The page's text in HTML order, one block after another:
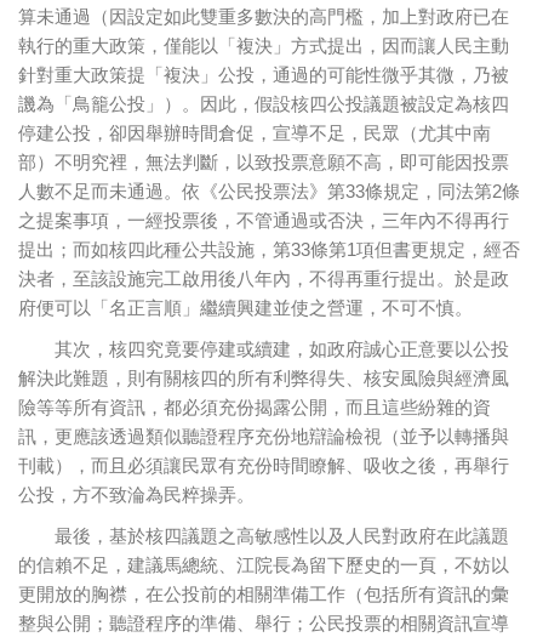
算未通過（因設定如此雙重多數決的高門檻，加上對政府已在
執行的重大政策，僅能以「複決」方式提出，因而讓人民主動
針對重大政策提「複決」公投，通過的可能性微乎其微 ，乃被
譏為「鳥籠公投」）。因此，假設核四公投議題被設定為核四
停建公投，卻因舉辦時間倉促，宣導不足，民眾（尤其中南
部）不明究裡，無法判斷，以致投票意願不高，即可能因投票
人數不足而未通過。依《公民投票法》第33條規定，同法第2條
之提案事項，一經投票後，不管通過或否決，三年內不得再行
提出；而如核四此種公共設施，第33條第1項但書更規定，經否
決者，至該設施完工啟用後八年內，不得再重行提出。於是政
府便可以「名正言順」繼續興建並使之營運，不可不慎。
其次，核四究竟要停建或續建，如政府誠心正意要以公投
解決此難題，則有關核四的所有利弊得失、核安風險與經濟風
險等等所有資訊，都必須充份揭露公開，而且這些紛雜的資
訊，更應該透過類似聽證程序充份地辯論檢視（並予以轉播與
刊載），而且必須讓民眾有充份時間瞭解、吸收之後，再舉行
公投，方不致淪為民粹操弄。
最後，基於核四議題之高敏感性以及人民對政府在此議題
的信賴不足，建議馬總統、江院長為留下歷史的一頁，不妨以
更開放的胸襟，在公投前的相關準備工作（包括所有資訊的彙
整與公開；聽證程序的準備、舉行；公民投票的相關資訊宣導